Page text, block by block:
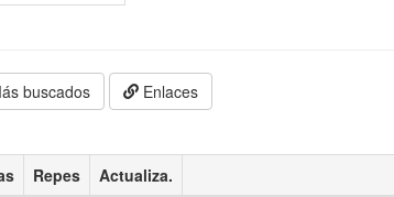
buscados Enlaces
Repes Actualiza.